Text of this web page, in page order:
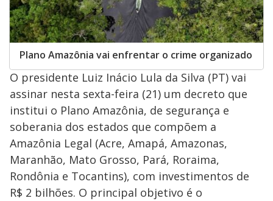
Plano Amazônia vai enfrentar o crime organizado
O presidente Luiz Inácio Lula da Silva (PT) vai
assinar nesta sexta-feira (21) um decreto que
institui o Plano Amazônia, de segurança e
soberania dos estados que compõem a
Amazônia Legal (Acre, Amapá, Amazonas,
Maranhão, Mato Grosso, Pará, Roraima,
Rondônia e Tocantins), com investimentos de
R$ 2 bilhões. O principal objetivo é o